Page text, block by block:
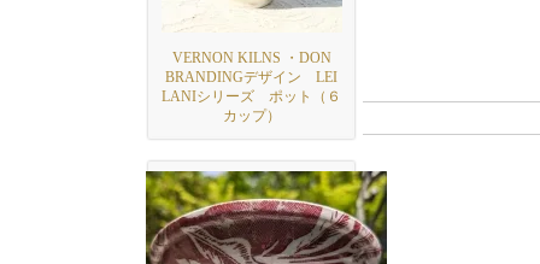
VERNON KILNS ・DON
BRANDINGデザイン LEI
LANIシリーズ ポット（６
カップ）